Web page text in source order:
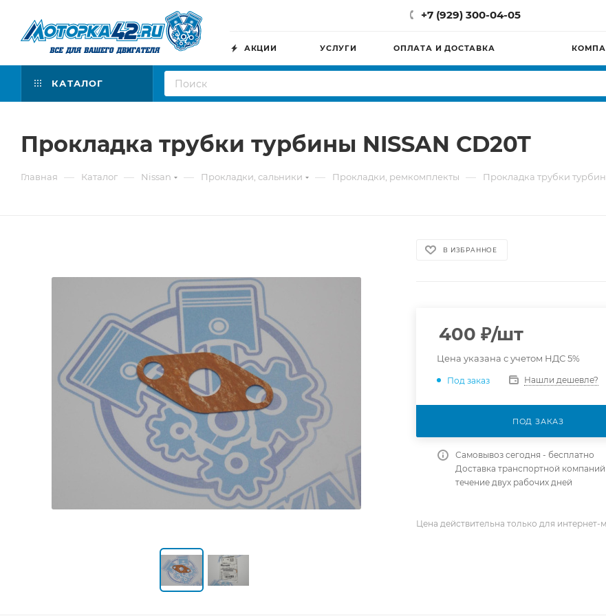
+7 (929) 300-04-05
АКЦИИ УСЛУГИ ОПЛАТА И ДОСТАВКА
КАТАЛОГ
Прокладка трубки турбины NISSAN CD20T
Главная — Каталог — Nissan — Прокладки, сальники — Прокладки, ремкомплекты — Прокладка трубки
В ИЗБРАННОЕ
400 ₽/шт
Цена указана с учетом НДС 5%
Под заказ Нашли дешевле?
ПОД ЗАКАЗ
Самовывоз сегодня - бесплатно
Доставка транспортной
течение двух рабочих дней
Цена действительна только для интернет-